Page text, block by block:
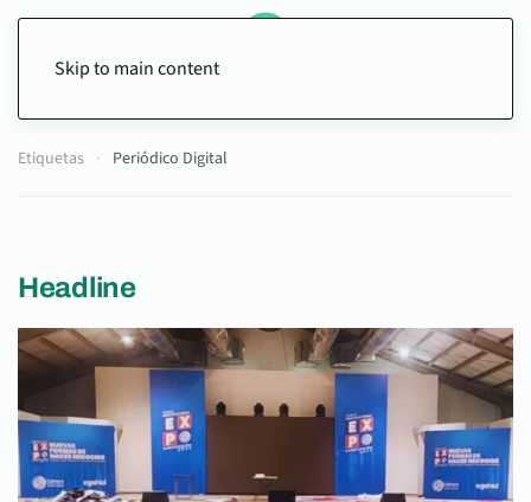
Skip to main content
Etiquetas Periódico Digital
Headline